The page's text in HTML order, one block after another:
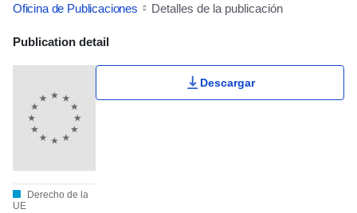
Oficina de Publicaciones Detalles de la publicación
Publication Detail Actions Portlet
Publication detail
Derecho de la
UE
Descargar